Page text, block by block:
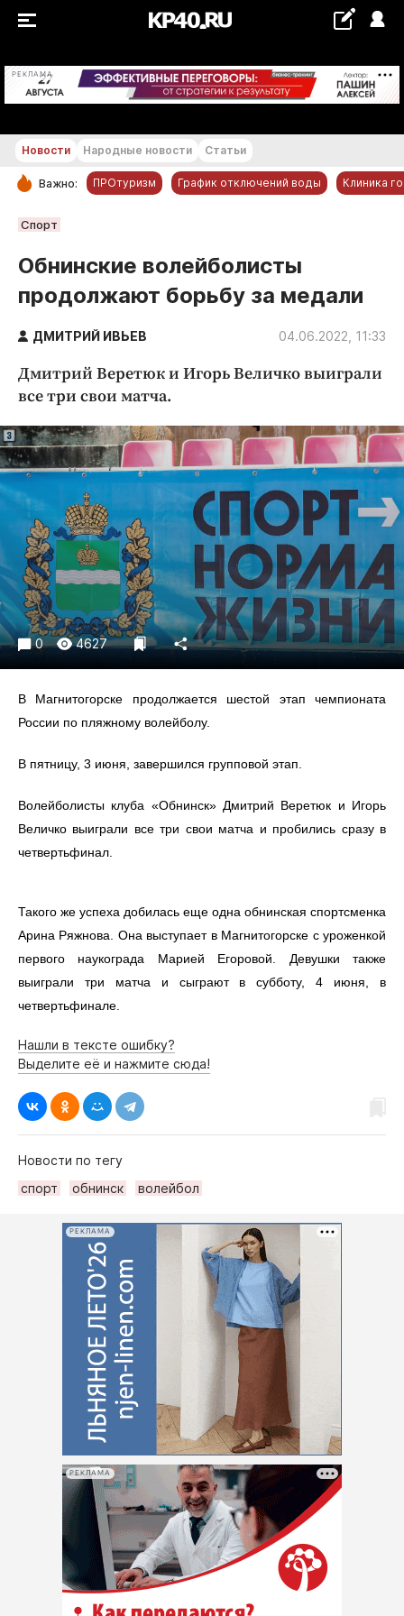
РЕКЛАМА +27...+28 °С
РУБРИКИ
Статьи
Народные новости
Авто и транспорт
Благоустройство
Культура
Недвижимость и ЖКХ
Образование
Общество
Погода
Праздники
Происшествия
Спорт
Экономика и бизнес
ПРОЕКТЫ
Блоги
Издания
Интересное чтиво
Клиника года
Новости Народные новости Статьи
Важно: ПРОтуризм График отключений воды Клиника
Спорт
Обнинские волейболисты
продолжают борьбу за медали
ДМИТРИЙ ИВЬЕВ 04.06.2022, 11:33
Дмитрий Веретюк и Игорь Величко выиграли
все три свои матча.
0 4627
В Магнитогорске продолжается шестой этап чемпионата
России по пляжному волейболу.
В пятницу, 3 июня, завершился групповой этап.
Волейболисты клуба «Обнинск» Дмитрий Веретюк и Игорь
Величко выиграли все три свои матча и пробились сразу в
четвертьфинал.
Такого же успеха добилась еще одна обнинская спортсменка
Арина Ряжнова. Она выступает в Магнитогорске с уроженкой
первого наукограда Марией Егоровой. Девушки также
выиграли три матча и сыграют в субботу, 4 июня, в
четвертьфинале.
Нашли в тексте ошибку?
Выделите её и нажмите сюда!
Новости по тегу
спорт
обнинск волейбол
РЕКЛАМА
РЕКЛАМА